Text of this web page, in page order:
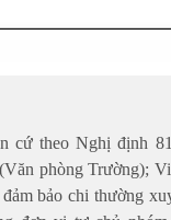
cứ theo Nghị định
phòng Trường);
bảo chi thường